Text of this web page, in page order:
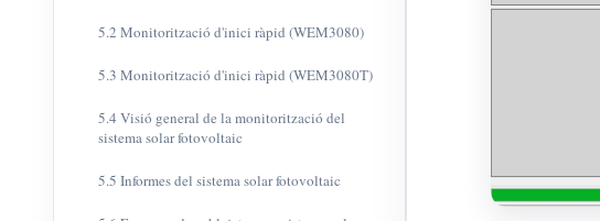
5.2 Monitorització d'inici ràpid (WEM3080)
5.3 Monitorització d'inici ràpid (WEM3080T)
5.4 Visió general de la monitorització del
sistema solar fotovoltaic
5.5 Informes del sistema solar fotovoltaic